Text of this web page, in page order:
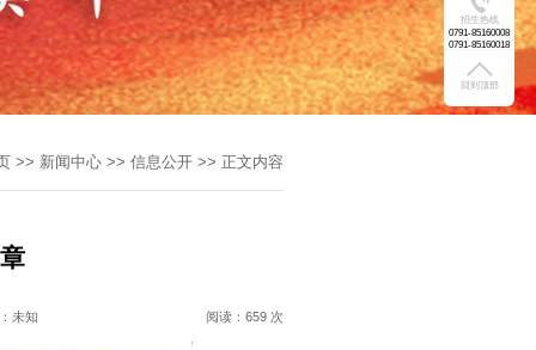
>> 新闻中心>> 信息公开>> 正文内容
未知 阅读： 659 次
招生热线
0791-85160008
0791-85160018
回到顶部